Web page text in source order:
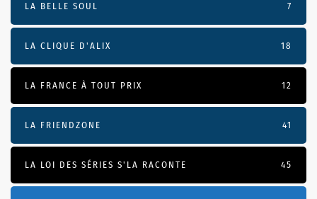
LA BELLE SOUL 7
LA CLIQUE D'ALIX 18
LA FRANCE À TOUT PRIX 12
LA FRIENDZONE 41
LA LOI DES SÉRIES S'LA RACONTE 45